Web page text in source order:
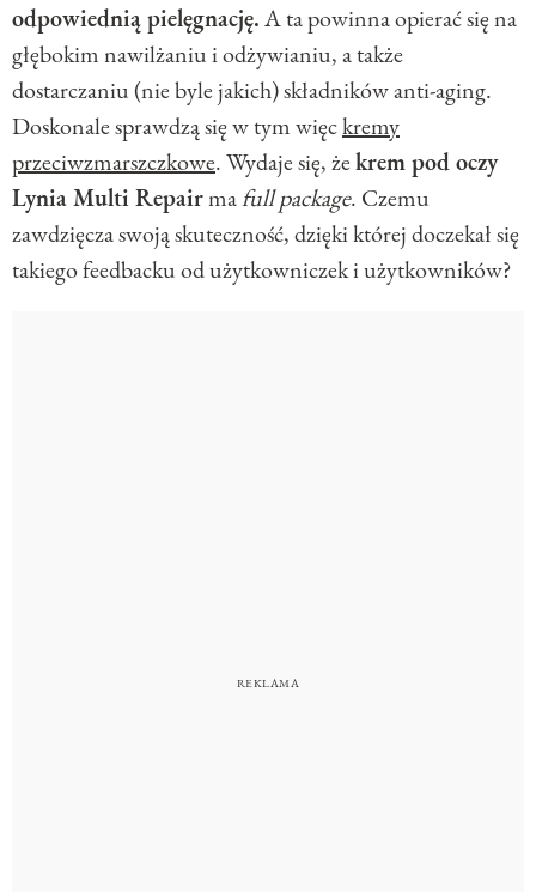
odpowiednią pielęgnację.A ta powinna opierać się na
głębokim nawilżaniu i odżywianiu, a także
dostarczaniu (nie byle jakich) składników anti-aging.
Doskonale sprawdzą się w tym więckremy
przeciwzmarszczkowe. Wydaje się, żekrem pod oczy
Lynia Multi Repairmafull package. Czemu
zawdzięcza swoją skuteczność, dzięki której doczekał się
takiego feedbacku od użytkowniczek i użytkowników?